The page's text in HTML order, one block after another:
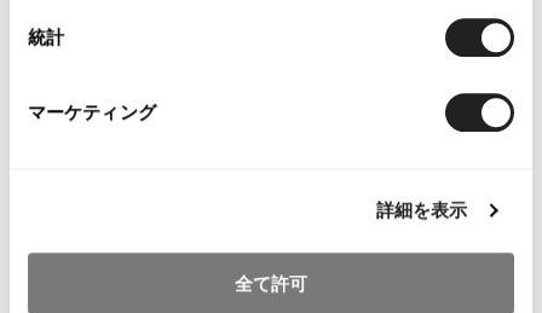
統計
マーケティング
詳細を表示
全て許可
Papas Plaids Padding
Coat
Papas Cotton
Jacket